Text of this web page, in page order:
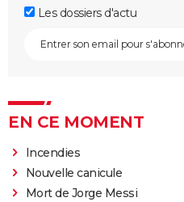
Les dossiers d'actu
EN CE MOMENT
Incendies
Nouvelle canicule
Mort de Jorge Messi